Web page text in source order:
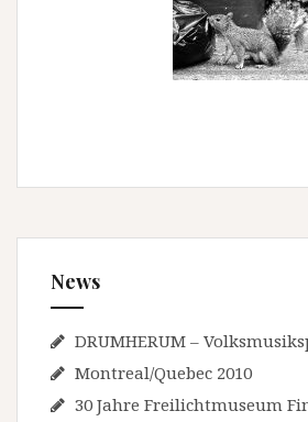
News
DRUMHERUM –
Montreal/Quebec 2010
30 Jahre Freilichtmuseum